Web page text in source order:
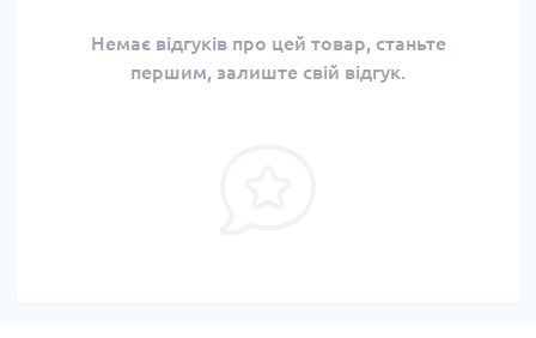
Немає відгуків про цей товар, станьте
першим, залиште свій відгук.